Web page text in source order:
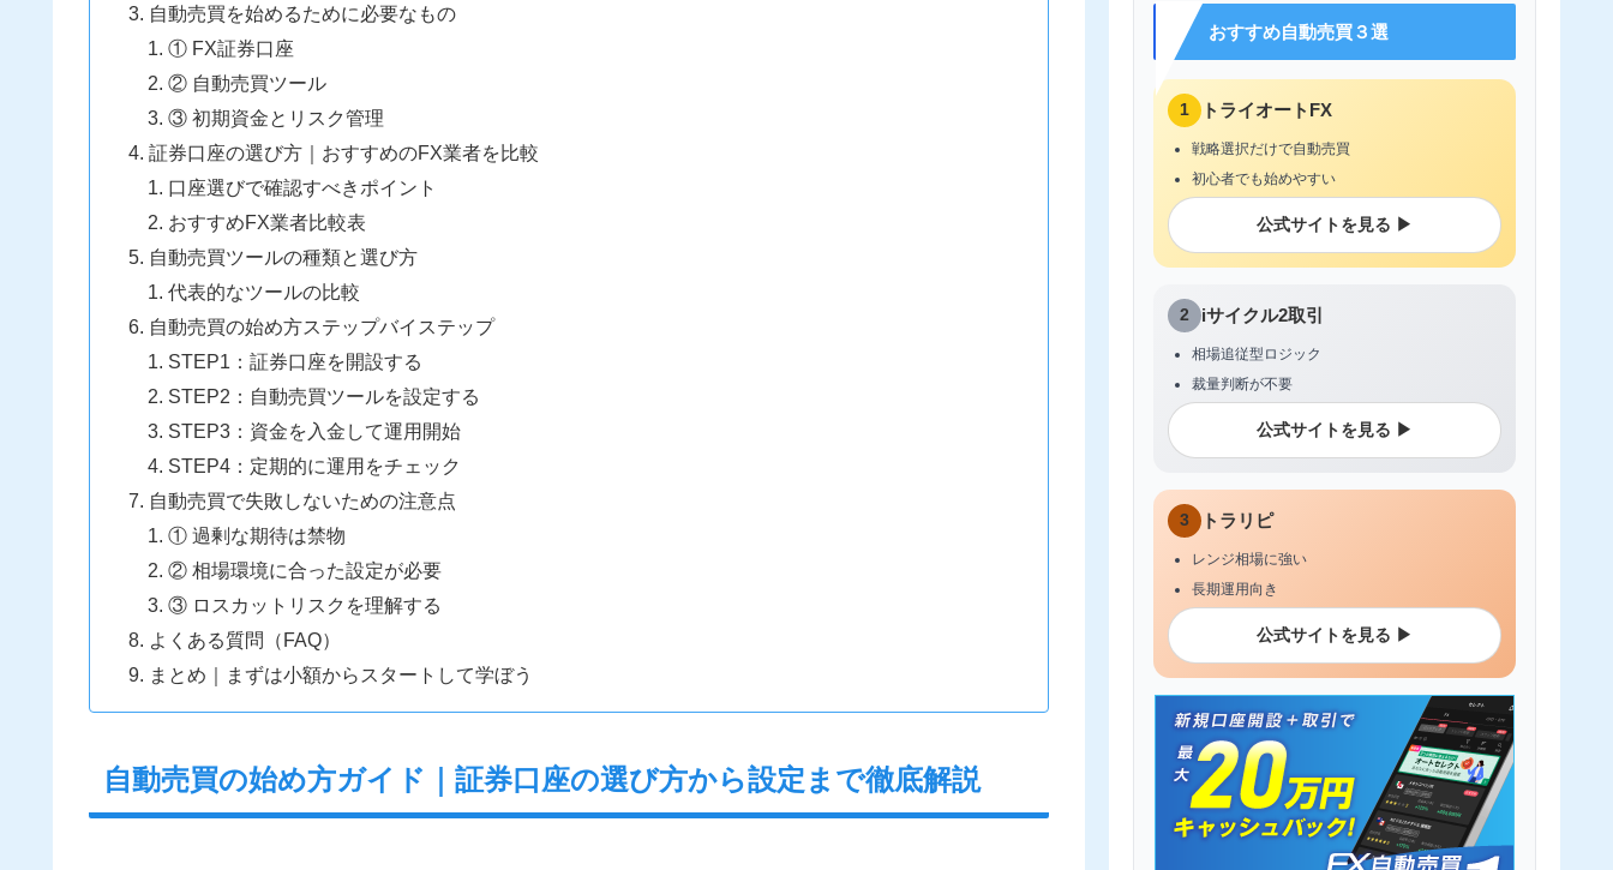
自動売買を始めるために必要なもの
① FX証券口座
② 自動売買ツール
③ 初期資金とリスク管理
証券口座の選び方｜おすすめのFX業者を比較
口座選びで確認すべきポイント
おすすめFX業者比較表
自動売買ツールの種類と選び方
代表的なツールの比較
自動売買の始め方ステップバイステップ
STEP1：証券口座を開設する
STEP2：自動売買ツールを設定する
STEP3：資金を入金して運用開始
STEP4：定期的に運用をチェック
自動売買で失敗しないための注意点
① 過剰な期待は禁物
② 相場環境に合った設定が必要
③ ロスカットリスクを理解する
よくある質問（FAQ）
まとめ｜まずは小額からスタートして学ぼう
自動売買の始め方ガイド｜証券口座の選び方から設定まで徹底解説
おすすめ自動売買３選
1 トライオートFX
戦略選択だけで自動売買
初心者でも始めやすい
公式サイトを見る ▶
2 iサイクル2取引
相場追従型ロジック
裁量判断が不要
公式サイトを見る ▶
3 トラリピ
レンジ相場に強い
長期運用向き
公式サイトを見る ▶